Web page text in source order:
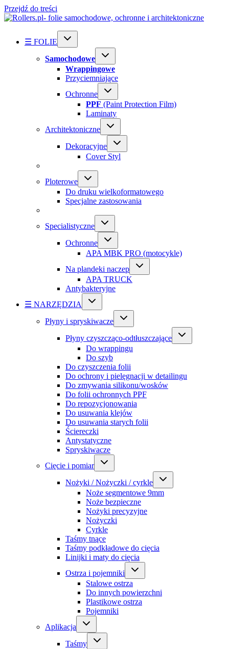
Przejdź do treści
☰ FOLIE
Samochodowe
Wrappingowe
Przyciemniające
Ochronne
PPF (Paint Protection Film)
Laminaty
Architektoniczne
Dekoracyjne
Cover Styl
Ploterowe
Do druku wielkoformatowego
Specjalne zastosowania
Specialistyczne
Ochronne
APA MBK PRO (motocykle)
Na plandeki naczep
APA TRUCK
Antybakteryjne
☰ NARZĘDZIA
Płyny i spryskiwacze
Płyny czyszcząco-odtłuszczające
Do wrappingu
Do szyb
Do czyszczenia folii
Do ochrony i pielęgnacji w detailingu
Do zmywania silikonu/wosków
Do folii ochronnych PPF
Do repozycjonowania
Do usuwania klejów
Do usuwania starych folii
Ściereczki
Antystatyczne
Spryskiwacze
Cięcie i pomiar
Nożyki / Nożyczki / cyrkle
Noże segmentowe 9mm
Noże bezpieczne
Nożyki precyzyjne
Nożyczki
Cyrkle
Taśmy tnące
Taśmy podkładowe do cięcia
Linijki i maty do cięcia
Ostrza i pojemniki
Stalowe ostrza
Do innych powierzchni
Plastikowe ostrza
Pojemniki
Aplikacja
Taśmy